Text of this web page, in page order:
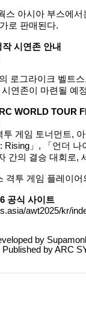
스 아시아 부스에서
로 판매된다.
시연존 안내
로그라이크 벨트
연존이 마련될 예
WORLD TOUR
게임 토너먼트,
Rising」, 「언더
간의 결승 대회로,
격투 게임 플레이
공식 사이트
awt2025/kr/
by
by ARC